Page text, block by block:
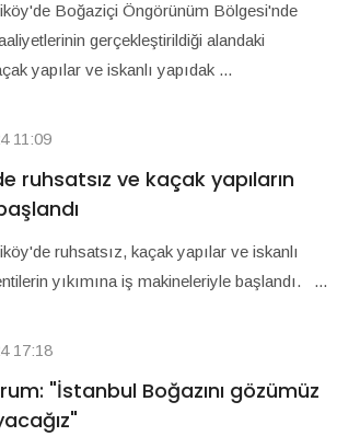
Boğaziçi Öngörünüm Bölgesi'nde
gerçekleştirildiği alandaki
yapılar ve iskanlı yapıdak ...
11:09
ruhsatsız ve kaçak yapıların
ruhsatsız, kaçak yapılar ve iskanlı
yıkımına iş makineleriyle başlandı. ...
17:18
"İstanbul Boğazını gözümüz